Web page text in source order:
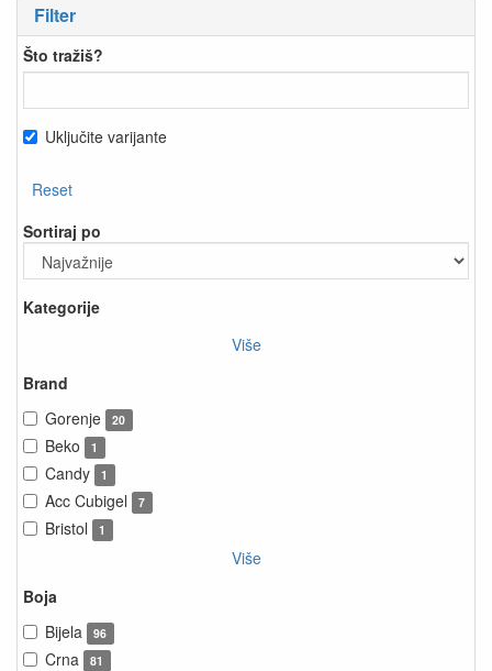
Filter
Što tražiš?
Uključite varijante
Reset
Sortiraj po
Kategorije
Više
Brand
Gorenje
20
Beko 1
Candy 1
Acc Cubigel 7
Bristol 1
Više
Boja
Bijela
96
Crna 81